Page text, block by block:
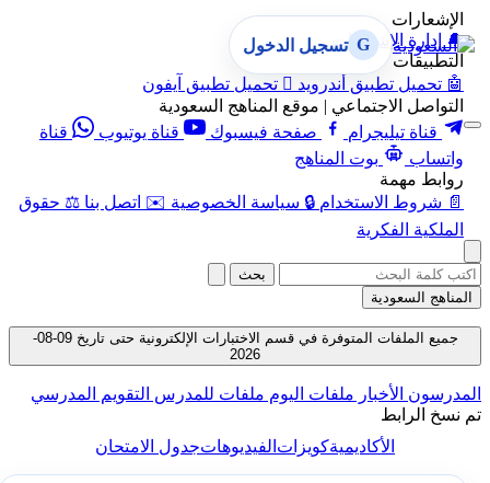
الإشعارات
🔔
إدارة الإشعارات
التطبيقات
🤖 تحميل تطبيق أندرويد  تحميل تطبيق آيفون
التواصل الاجتماعي | موقع المناهج السعودية
قناة تيليجرام
صفحة فيسبوك قناة يوتيوب
قناة
واتساب
بوت المناهج
روابط مهمة
📄 شروط الاستخدام 🔒 سياسة الخصوصية ✉️ اتصل بنا ⚖️ حقوق
الملكية الفكرية
G تسجيل الدخول
بحث
المناهج السعودية
جميع الملفات المتوفرة في قسم الاختبارات الإلكترونية حتى تاريخ 09-08-
2026
المدرسون الأخبار ملفات اليوم ملفات للمدرس التقويم المدرسي
تم نسخ الرابط
الأكاديميةكويزاتالفيديوهاتجدول الامتحان